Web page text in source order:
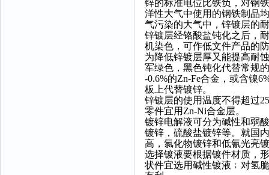
锌的标准电位比铁负，对钢
洋性大气中使用的钢铁制品
气污染的大气中，锌镀层的
锌镀层经铬酸盐钝化之后，
机染色，可作低文件产品的
为降低锌镀层厚又能提高耐
军绿色，黑色钝化代替常规
-0.6%的Zn-Fe合金，或含镍
板上代替镀锌。
锌镀层的使用温度不得超过
零件宜用Zn-Ni合金层。
镀锌电解液可分为碱性和弱
镀锌，硫酸盐镀锌等。就国
高，氯化物镀锌和低氰光亮
选择镀液要根据镀件材质，
状件宜选用碱性镀液﹔对氢